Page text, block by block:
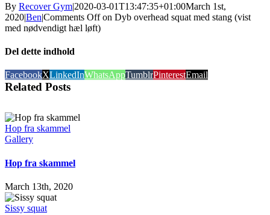
By Recover Gym|2020-03-01T13:47:35+01:00March 1st,
2020|Ben|Comments Offon Dyb overhead squat med stang (vist
med nødvendigt hæl løft)
Del dette indhold
FacebookXLinkedInWhatsAppTumblrPinterestEmail
Related Posts
Hop fra skammel
Gallery
Hop fra skammel
March 13th, 2020
Sissy squat